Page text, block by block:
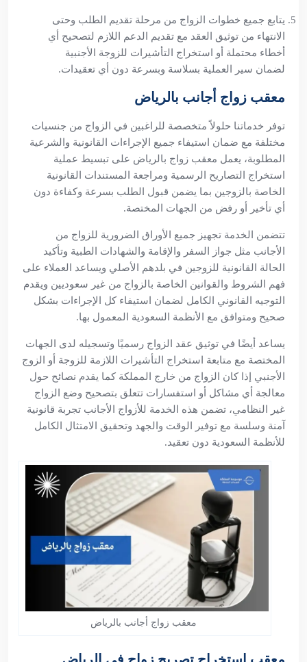
يتابع جميع خطوات الزواج من مرحلة تقديم الطلب وحتى
الانتهاء من توثيق العقد مع تقديم الدعم اللازم لتصحيح أي
أخطاء محتملة أو استخراج التأشيرات للزوجة الأجنبية
لضمان سير العملية بسلاسة وبسرعة دون أي تعقيدات.
معقب زواج أجانب بالرياض
توفر خدماتنا حلولاً متخصصة للراغبين في الزواج من جنسيات
مختلفة مع ضمان استيفاء جميع الإجراءات القانونية والشرعية
المطلوبة، يعمل معقب زواج بالرياض على تبسيط عملية
استخراج التصاريح الرسمية ومراجعة المستندات القانونية
الخاصة بالزوجين بما يضمن قبول الطلب بسرعة وكفاءة دون
أي تأخير أو رفض من الجهات المختصة.
تتضمن الخدمة تجهيز جميع الأوراق الضرورية للزواج من
الأجانب مثل جواز السفر والإقامة والشهادات الطبية وتأكيد
الحالة القانونية للزوجين في بلدهم الأصلي ويساعد العملاء على
فهم الشروط والقوانين الخاصة بالزواج من غير سعوديين ويقدم
التوجيه القانوني الكامل لضمان استيفاء كل الإجراءات بشكل
صحيح ومتوافق مع الأنظمة السعودية المعمول بها.
يساعد أيضًا في توثيق عقد الزواج رسميًا وتسجيله لدى الجهات
المختصة مع متابعة استخراج التأشيرات اللازمة للزوجة أو الزوج
الأجنبي إذا كان الزواج من خارج المملكة كما يقدم نصائح حول
معالجة أي مشاكل أو استفسارات تتعلق بتصحيح وضع الزواج
غير النظامي، تضمن هذه الخدمة للأزواج الأجانب تجربة قانونية
آمنة وسلسة مع توفير الوقت والجهد وتحقيق الامتثال الكامل
للأنظمة السعودية دون تعقيد.
معقب زواج أجانب بالرياض